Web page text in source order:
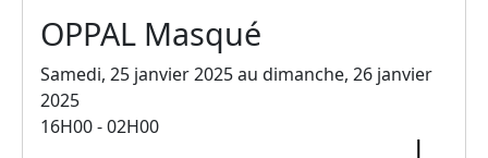
OPPAL Masqué
Samedi, 25 janvier 2025 au dimanche, 26 janvier
2025
16H00 - 02H00